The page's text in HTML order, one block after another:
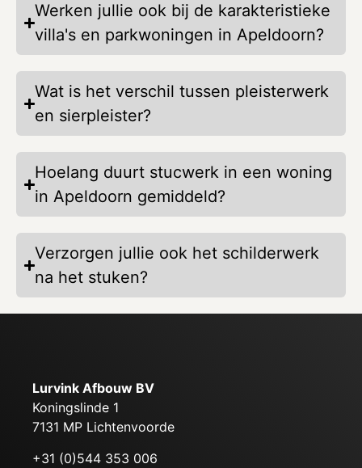
Werken jullie ook bij de karakteristieke
villa's en parkwoningen in Apeldoorn?
Wat is het verschil tussen pleisterwerk
en sierpleister?
Hoelang duurt stucwerk in een woning
in Apeldoorn gemiddeld?
Verzorgen jullie ook het schilderwerk
na het stuken?
Lurvink Afbouw BV
Koningslinde 1
7131 MP Lichtenvoorde
+31 (0)544 353 006